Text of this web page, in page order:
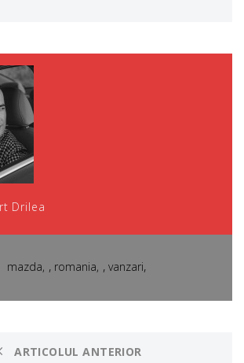
Drilea
mazda , romania ,vanzari,
ARTICOLUL ANTERIOR